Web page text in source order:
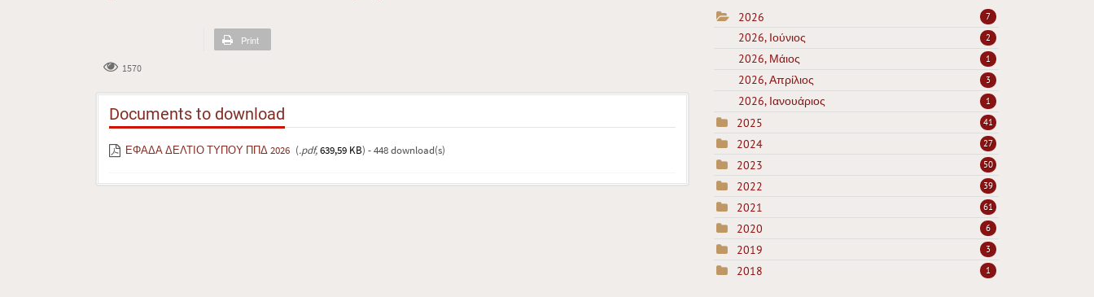
Print
1570
Documents to download
ΕΦΑΔΑ ΔΕΛΤΙΟ ΤΥΠΟΥ ΠΠΔ 2026 (.pdf,639,59 KB) - 448 download(s)
2026 7
2026, Ιούνιος 2
2026, Μάιος 1
2026, Απρίλιος 3
2026, Ιανουάριος 1
2025 41
2024 27
2023 50
2022 39
2021 61
2020 6
2019 3
2018 1